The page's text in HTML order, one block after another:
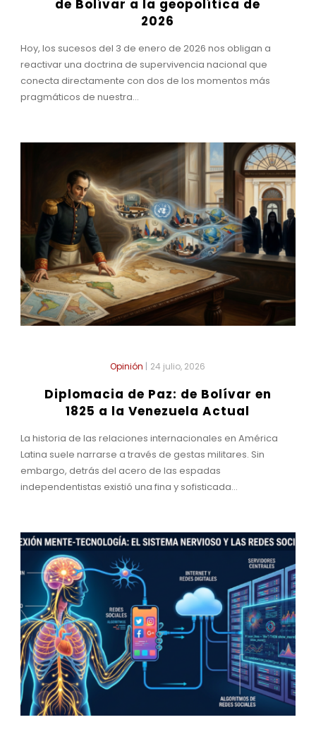
de Bolívar a la geopolítica de
2026
Hoy, los sucesos del 3 de enero de 2026 nos obligan a
reactivar una doctrina de supervivencia nacional que
conecta directamente con dos de los momentos más
pragmáticos de nuestra...
Opinión | 24 julio, 2026
Diplomacia de Paz: de Bolívar en
1825 a la Venezuela Actual
La historia de las relaciones internacionales en América
Latina suele narrarse a través de gestas militares. Sin
embargo, detrás del acero de las espadas
independentistas existió una fina y sofisticada...